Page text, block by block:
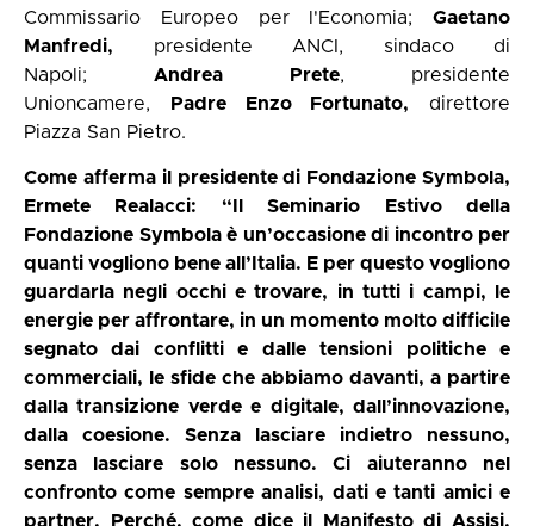
Commissario Europeo per l'Economia; Gaetano
Manfredi, presidente ANCI, sindaco di
Napoli;Andrea Prete, presidente
Unioncamere,
Padre Enzo Fortunato, direttore
Piazza San Pietro.
Come afferma il presidente di Fondazione Symbola,
Ermete Realacci: “Il Seminario Estivo della
Fondazione Symbola è un’occasione di incontro per
quanti vogliono bene all’Italia. E per questo vogliono
guardarla negli occhi e trovare, in tutti i campi, le
energie per affrontare, in un momento molto difficile
segnato dai conflitti e dalle tensioni politiche e
commerciali, le sfide che abbiamo davanti, a partire
dalla transizione verde e digitale, dall’innovazione,
dalla coesione. Senza lasciare indietro nessuno,
senza lasciare solo nessuno. Ci aiuteranno nel
confronto come sempre analisi, dati e tanti amici e
partner. Perché, come dice il Manifesto di Assisi,